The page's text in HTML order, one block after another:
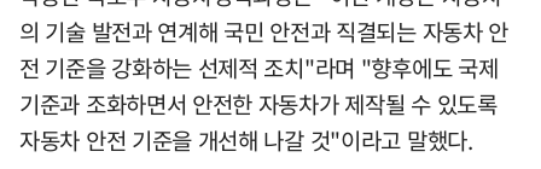
의 기술 발전과 연계해 국민 안전과 직결되는 자동차 안
전 기준을 강화하는 선제적 조치"라며 "향후에도 국제
기준과 조화하면서 안전한 자동차가 제작될 수 있도록
자동차 안전 기준을 개선해 나갈 것"이라고 말했다.